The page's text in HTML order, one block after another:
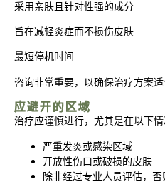
采用亲肤且针对性强的成分
旨在减轻炎症而不损伤皮肤
最短停机时间
咨询非常重要，以确保治疗方案适
应避开的区域
治疗应谨慎进行，尤其是在以下情
严重发炎或感染区域
开放性伤口或破损的皮肤
除非经过专业人员评估，否